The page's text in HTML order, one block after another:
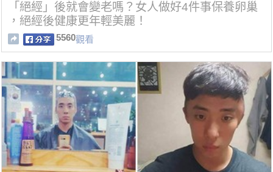
「絕經」後就會變老嗎？女人做好4件事保養卵巢
，絕經後健康更年輕美麗！
5560觀看